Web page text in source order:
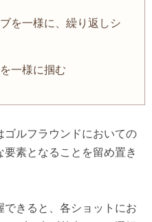
を一様に、繰り返しシ
一様に掴む
ゴルフラウンドにおいての
要素となることを留め置き
できると、各ショットにお